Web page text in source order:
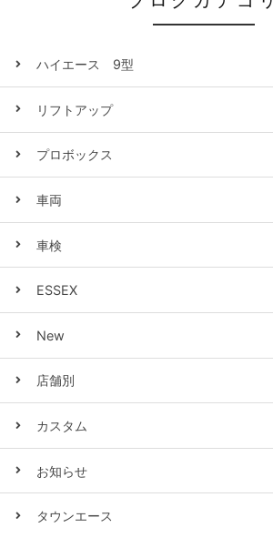
ハイエース 9型
リフトアップ
プロボックス
車両
車検
ESSEX
New
店舗別
カスタム
お知らせ
タウンエース